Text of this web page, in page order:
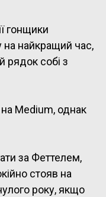
гонщики
на найкращий час,
рядок собі з
Medium, однак
за Феттелем,
стояв на
року, якщо